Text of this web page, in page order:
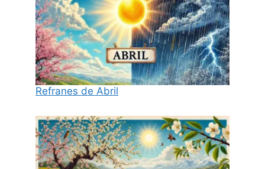
Refranes de Abril